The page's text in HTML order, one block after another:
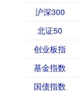
沪深300
北证50
创业板指
基金指数
国债指数